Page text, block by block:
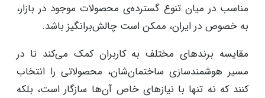
مناسب در میان تنوع گسترده‌ی محصولات موجود در بازار،
به خصوص در ایران، ممکن است چالش‌برانگیز باشد.
مقایسه برندهای مختلف به کاربران کمک می‌کند تا در
مسیر هوشمندسازی ساختمان‌شان، محصولاتی را انتخاب
کنند که نه تنها با نیازهای خاص آن‌ها سازگار است، بلکه